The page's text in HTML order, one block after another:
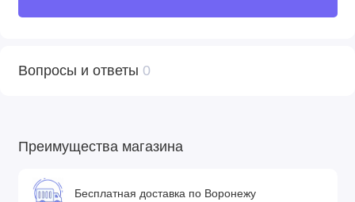
Вопросы и ответы 0
Преимущества магазина
Бесплатная доставка по Воронежу